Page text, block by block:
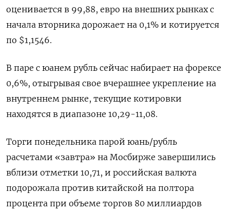
оценивается в ‌99,88, евро на внешних рынках с
начала вторника дорожает на 0,1% и котируется
по $1,1546.
В паре с юанем рубль сейчас набирает на ​форексе
0,6%, отыгрывая свое вчерашнее укрепление на
внутреннем рынке, текущие котировки
находятся в диапазоне 10,29-11,08.
Торги понедельника парой юань/рубль
расчетами «завтра» ‌на Мосбирже завершились
вблизи отметки 10,71, и российская валюта
подорожала против китайской на полтора
процента при объеме торгов 80 миллиардов